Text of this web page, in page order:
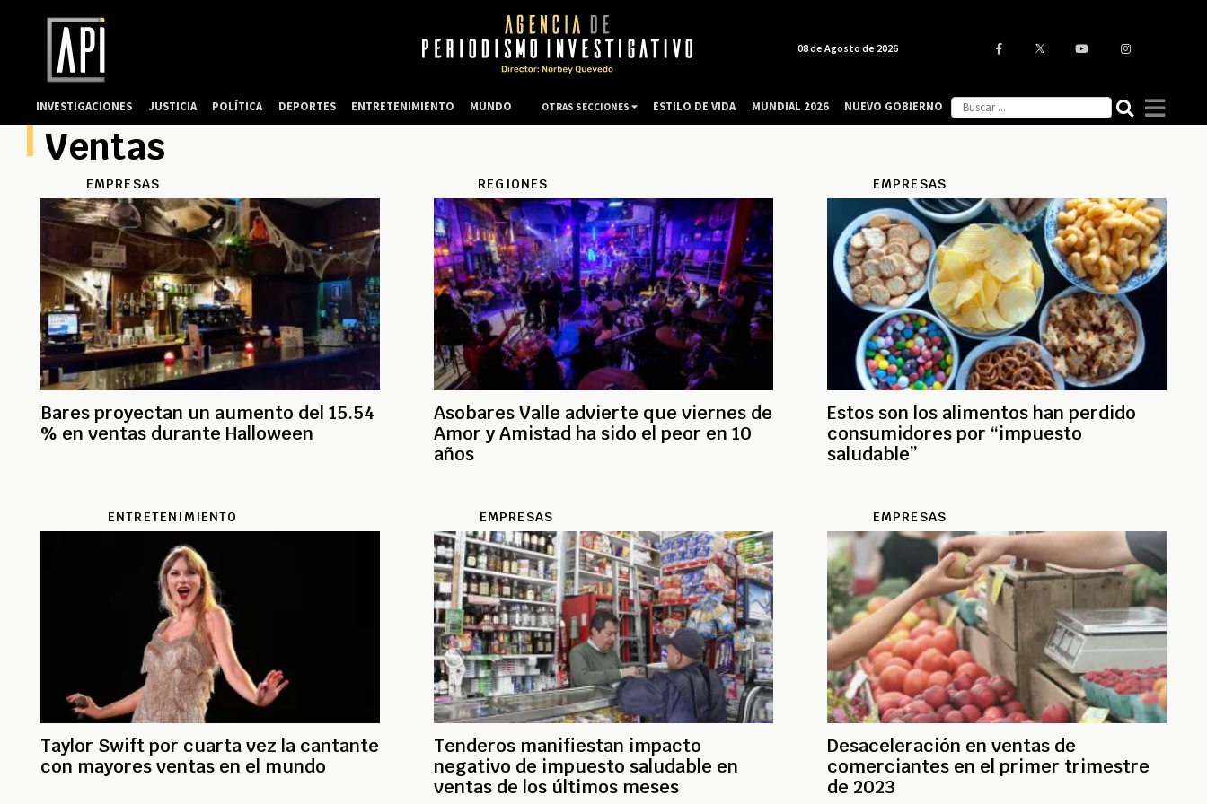
Ventas
EMPRESAS
Bares proyectan un aumento del 15.54
% en ventas durante Halloween
REGIONES
Asobares Valle advierte que viernes de
Amor y Amistad ha sido el peor en 10
años
EMPRESAS
Estos son los alimentos han perdido
consumidores por “impuesto
saludable”
ENTRETENIMIENTO
Taylor Swift por cuarta vez la cantante
con mayores ventas en el mundo
EMPRESAS
Tenderos manifiestan impacto
negativo de impuesto saludable en
ventas de los últimos meses
EMPRESAS
Desaceleración en ventas de
comerciantes en el primer trimestre
de 2023
08 de Agosto de 2026
INVESTIGACIONES JUSTICIA POLÍTICA DEPORTES ENTRETENIMIENTO MUNDO OTRAS SECCIONES ESTILO DE VIDA MUNDIAL 2026 NUEVO GOBIERNO